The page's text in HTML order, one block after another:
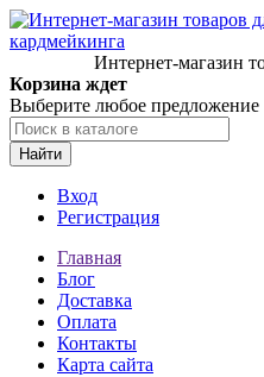
Интернет-магазин
Корзина ждет
Выберите любое предложение
Найти
Вход
Регистрация
Главная
Блог
Доставка
Оплата
Контакты
Карта сайта